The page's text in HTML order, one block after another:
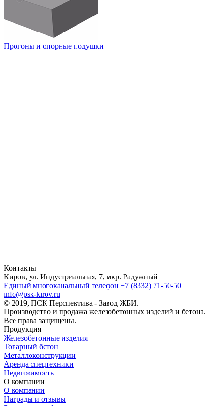
Прогоны и опорные подушки
Контакты
Киров, ул. Индустриальная, 7, мкр. Радужный
Единый многоканальный телефон +7 (8332) 71-50-50
info@psk-kirov.ru
© 2019, ПСК Перспектива - Завод ЖБИ.
Производство и продажа железобетонных изделий и бетона.
Все права защищены.
Продукция
Железобетонные изделия
Товарный бетон
Металлоконструкции
Аренда спецтехники
Недвижимость
О компании
О компании
Награды и отзывы